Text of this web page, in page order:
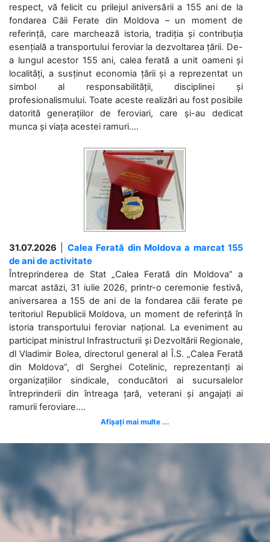
respect, vă felicit cu prilejul aniversării a 155 ani de la
fondarea Căii Ferate din Moldova – un moment de
referință, care marchează istoria, tradiția și contribuția
esențială a transportului feroviar la dezvoltarea țării. De-
a lungul acestor 155 ani, calea ferată a unit oameni și
localități, a susținut economia țării și a reprezentat un
simbol al responsabilității, disciplinei și
profesionalismului. Toate aceste realizări au fost posibile
datorită generațiilor de feroviari, care și-au dedicat
munca și viața acestei ramuri....
31.07.2026
Calea Ferată din Moldova a marcat 155
de ani de activitate
Întreprinderea de Stat „Calea Ferată din Moldova” a
marcat astăzi, 31 iulie 2026, printr-o ceremonie festivă,
aniversarea a 155 de ani de la fondarea căii ferate pe
teritoriul Republicii Moldova, un moment de referință în
istoria transportului feroviar național. La eveniment au
participat ministrul Infrastructurii și Dezvoltării Regionale,
dl Vladimir Bolea, directorul general al Î.S. „Calea Ferată
din Moldova”, dl Serghei Cotelinic, reprezentanți ai
organizațiilor sindicale, conducători ai sucursalelor
întreprinderii din întreaga țară, veterani și angajați ai
ramurii feroviare....
Afișați mai multe ...